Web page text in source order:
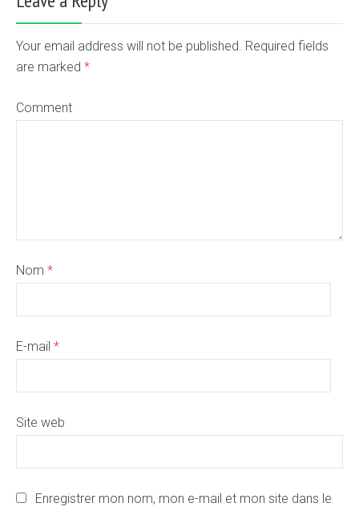
Your email address will not be published. Required fields
are marked *
Comment
Nom *
E-mail *
Site web
Enregistrer mon nom, mon e-mail et mon site dans le